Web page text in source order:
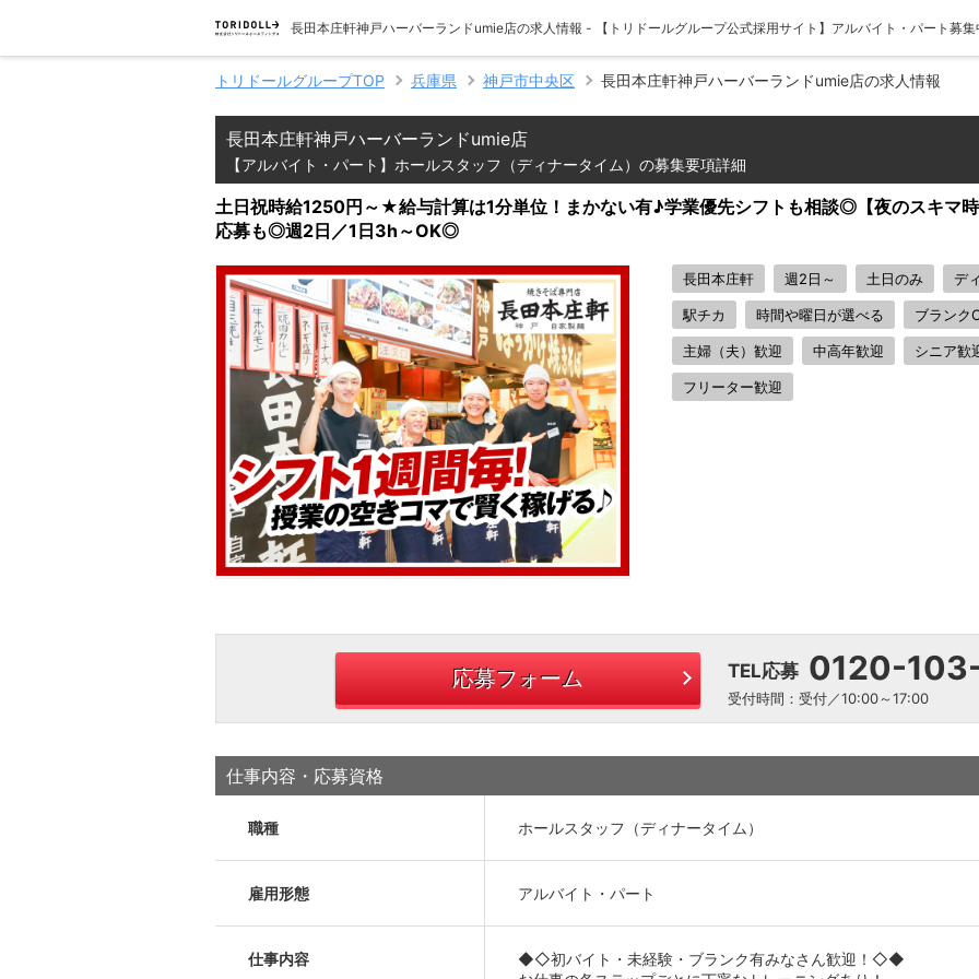
長田本庄軒神戸ハーバーランドumie店の求人情報 - 【トリドールグループ公式採用サイト】アルバイト・パート募集
トリドールグループTOP 兵庫県 神戸市中央区 長田本庄軒神戸ハーバーランドumie店の求人情報
長田本庄軒神戸ハーバーランドumie店
【アルバイト・パート】ホールスタッフ（ディナータイム）の募集要項詳細
土日祝時給1250円～★給与計算は1分単位！まかない有♪学業優先シフトも相談◎【夜のスキマ
応募も◎週2日／1日3h～OK◎
長田本庄軒 週2日～ 土日のみ デ
駅チカ 時間や曜日が選べる ブランク
主婦（夫）歓迎 中高年歓迎 シニア歓
フリーター歓迎
応募フォーム TEL応募 0120-
受付時間：受付／10:00～17:00
仕事内容・応募資格
職種 ホールスタッフ（ディナータイム）
雇用形態 アルバイト・パート
仕事内容
◆◇初バイト・未経験・ブランク有みなさん歓迎！◇◆